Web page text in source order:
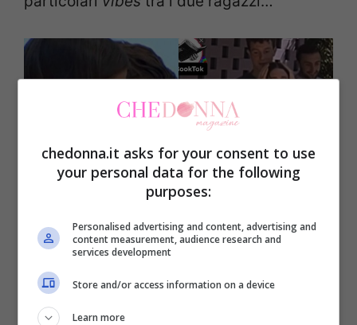
Il rapporto tra Angelina e Wax ad Amici: secondo i fan c’è
del tenero (chedonna.it) Screen da TikTok
In tantissimi hanno notato che, anche se
chedonna.it asks for your consent to use
your personal data for the following
purposes:
Personalised advertising and content, advertising and
content measurement, audience research and
services development
Store and/or access information on a device
Learn more